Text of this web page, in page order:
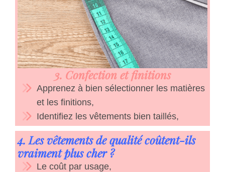
3. Confection et finitions
Apprenez à bien sélectionner les matières
et les finitions,
Identifiez les vêtements bien taillés,
4. Les vêtements de qualité coûtent-ils
vraiment plus cher ?
Le coût par usage,